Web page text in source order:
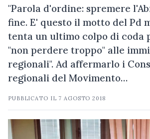
"Parola d'ordine: spremere
fine. E' questo il motto del Pd
tenta un ultimo colpo di coda
"non perdere troppo" alle
regionali". Ad affermarlo i
regionali del Movimento…
PUBBLICATO IL 7 AGOSTO 2018